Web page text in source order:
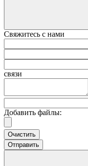
Свяжитесь с нами
связи
Добавить файлы:
Очистить
Отправить